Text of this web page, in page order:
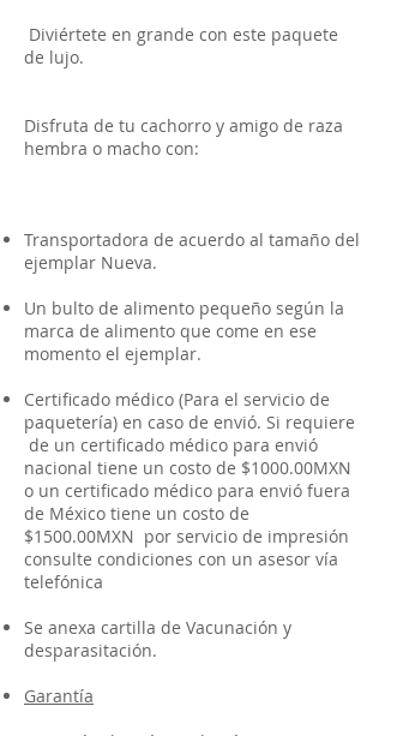
Diviértete en grande con este paquete
de lujo.
Disfruta de tu cachorro y amigo de raza
hembra o macho con:
Transportadora de acuerdo al tamaño del
ejemplar Nueva.
Un bulto de alimento pequeño según la
marca de alimento que come en ese
momento el ejemplar.
Certificado médico (Para el servicio de
paquetería) en caso de envió. Si requiere
de un certificado médico para envió
nacional tiene un costo de $1000.00MXN
o un certificado médico para envió fuera
de México tiene un costo de
$1500.00MXN por servicio de impresión
consulte condiciones con un asesor vía
telefónica
Se anexa cartilla de Vacunación y
desparasitación.
Garantía